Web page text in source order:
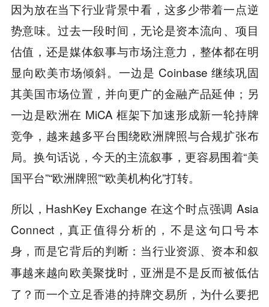
因为放在当下行业背景中看，这多少带着一点逆
势意味。过去一段时间，无论是资本流向、项目
估值，还是媒体叙事与市场注意力，整体都在明
显向欧美市场倾斜。一边是 Coinbase 继续巩固
其美国市场位置，并向更广的金融产品延伸；另
一边是欧洲在 MiCA 框架下加速形成新一轮持牌
竞争，越来越多平台围绕欧洲牌照与合规扩张布
局。换句话说，今天的主流叙事，更容易围着“美
国平台”“欧洲牌照”“欧美机构化”打转。
所以，HashKey Exchange 在这个时点强调 Asia
Connect，真正值得分析的，不是这句口号本
身，而是它背后的判断： 当行业资源、资本和叙
事越来越向欧美聚拢时，亚洲是不是反而被低估
了？而一个立足香港的持牌交易所，为什么要把